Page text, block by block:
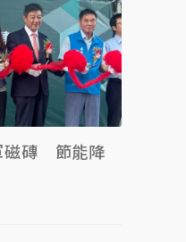
磁磚 節能降